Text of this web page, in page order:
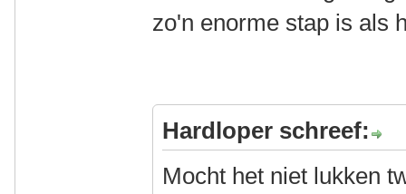
zo'n enorme stap is als
Hardloper schreef:
Mocht het niet lukken